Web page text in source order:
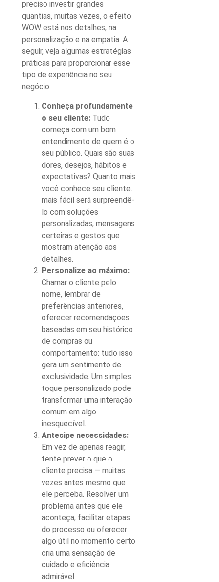
preciso investir grandes
quantias, muitas vezes, o efeito
WOW está nos detalhes, na
personalização e na empatia. A
seguir, veja algumas estratégias
práticas para proporcionar esse
tipo de experiência no seu
negócio:
Conheça profundamente
o seu cliente: Tudo
começa com um bom
entendimento de quem é o
seu público. Quais são suas
dores, desejos, hábitos e
expectativas? Quanto mais
você conhece seu cliente,
mais fácil será surpreendê-
lo com soluções
personalizadas, mensagens
certeiras e gestos que
mostram atenção aos
detalhes.
Personalize ao máximo:
Chamar o cliente pelo
nome, lembrar de
preferências anteriores,
oferecer recomendações
baseadas em seu histórico
de compras ou
comportamento: tudo isso
gera um sentimento de
exclusividade. Um simples
toque personalizado pode
transformar uma interação
comum em algo
inesquecível.
Antecipe necessidades:
Em vez de apenas reagir,
tente prever o que o
cliente precisa — muitas
vezes antes mesmo que
ele perceba. Resolver um
problema antes que ele
aconteça, facilitar etapas
do processo ou oferecer
algo útil no momento certo
cria uma sensação de
cuidado e eficiência
admirável.